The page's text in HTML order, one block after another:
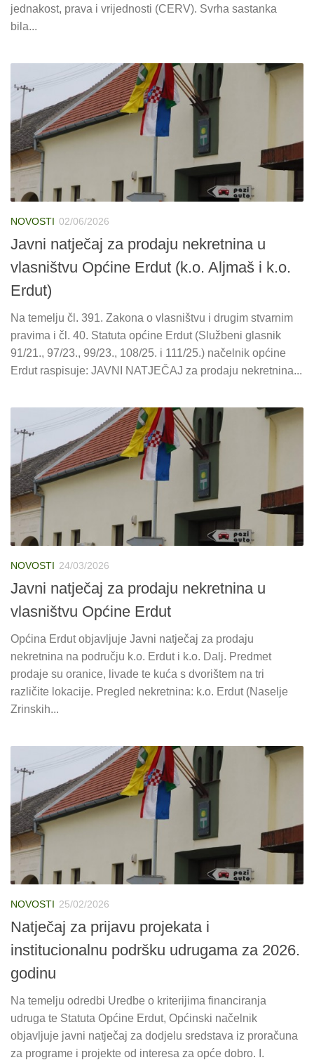
jednakost, prava i vrijednosti (CERV). Svrha sastanka
bila...
NOVOSTI 02/06/2026
Javni natječaj za prodaju nekretnina u
vlasništvu Općine Erdut (k.o. Aljmaš i k.o.
Erdut)
Na temelju čl. 391. Zakona o vlasništvu i drugim stvarnim
pravima i čl. 40. Statuta općine Erdut (Službeni glasnik
91/21., 97/23., 99/23., 108/25. i 111/25.) načelnik općine
Erdut raspisuje: JAVNI NATJEČAJ za prodaju nekretnina...
NOVOSTI 24/03/2026
Javni natječaj za prodaju nekretnina u
vlasništvu Općine Erdut
Općina Erdut objavljuje Javni natječaj za prodaju
nekretnina na području k.o. Erdut i k.o. Dalj. Predmet
prodaje su oranice, livade te kuća s dvorištem na tri
različite lokacije. Pregled nekretnina: k.o. Erdut (Naselje
Zrinskih...
NOVOSTI 25/02/2026
Natječaj za prijavu projekata i
institucionalnu podršku udrugama za 2026.
godinu
Na temelju odredbi Uredbe o kriterijima financiranja
udruga te Statuta Općine Erdut, Općinski načelnik
objavljuje javni natječaj za dodjelu sredstava iz proračuna
za programe i projekte od interesa za opće dobro. I.